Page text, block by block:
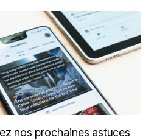
nos prochaines astuces